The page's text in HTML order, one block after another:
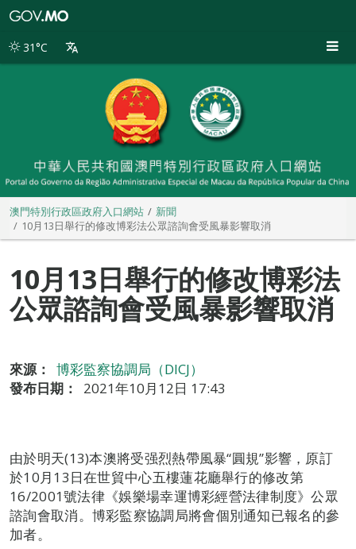
別
31°C
澳門特別行政區政府入口網站
新聞
10月13日舉行的修改博彩法公眾諮詢會受風暴影響取消
10月13日舉行的修改博彩法
公眾諮詢會受風暴影響取消
來源：
博彩監察協調局（DICJ）
發布日期：
2021年10月12日 17:43
由於明天(13)本澳將受强烈熱帶風暴“圓規”影響，原訂
於10月13日在世貿中心五樓蓮花廳舉行的修改第
16/2001號法律《娛樂場幸運博彩經營法律制度》公眾
諮詢會取消。博彩監察協調局將會個別通知已報名的參
加者。